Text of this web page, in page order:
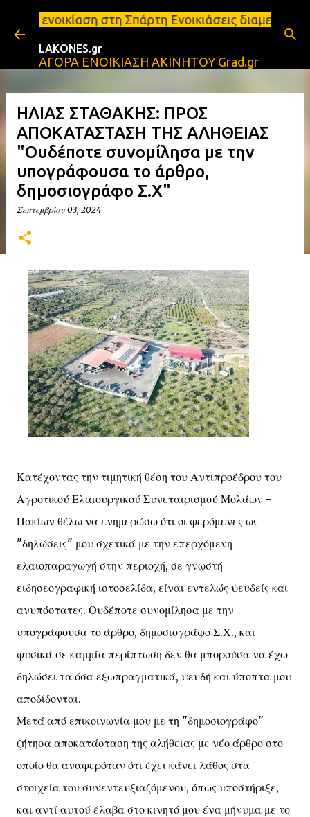
Μετάβαση στο κύριο περιεχόμενο
στη Σπάρτη Ενοικιάσεις διαμερισμάτων
LAKONES.gr
ΑΓΟΡΑ ΕΝΟΙΚΙΑΣΗ ΑΚΙΝΗΤΟΥ Grad.gr
ΗΛΙΑΣ ΣΤΑΘΑΚΗΣ: ΠΡΟΣ
ΑΠΟΚΑΤΑΣΤΑΣΗ ΤΗΣ ΑΛΗΘΕΙΑΣ
"Ουδέποτε συνομίλησα με την
υπογράφουσα το άρθρο,
δημοσιογράφο Σ.Χ"
Σεπτεμβρίου 03, 2024
Κατέχοντας την τιμητική θέση του Αντιπροέδρου του
Αγροτικού Ελαιουργικού Συνεταιρισμού Μολάων -
Πακίων θέλω να ενημερώσω ότι οι φερόμενες ως
"δηλώσεις" μου σχετικά με την επερχόμενη
ελαιοπαραγωγή στην περιοχή, σε γνωστή
ειδησεογραφική ιστοσελίδα, είναι εντελώς ψευδείς και
ανυπόστατες. Ουδέποτε συνομίλησα με την
υπογράφουσα το άρθρο, δημοσιογράφο Σ.Χ., και
φυσικά σε καμμία περίπτωση δεν θα μπορούσα να έχω
δηλώσει τα όσα εξωπραγματικά, ψευδή και ύποπτα μου
αποδίδονται.
Μετά από επικοινωνία μου με τη "δημοσιογράφο"
ζήτησα αποκατάσταση της αλήθειας με νέο άρθρο στο
οποίο θα αναφερόταν ότι έχει κάνει λάθος στα
στοιχεία του συνεντευξιαζόμενου, όπως υποστήριξε,
και αντί αυτού έλαβα στο κινητό μου ένα μήνυμα με το